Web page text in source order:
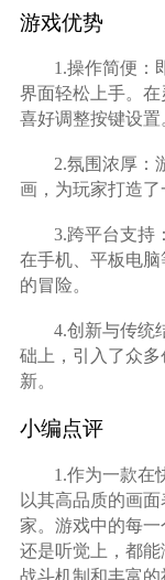
游戏优势
1.操作简便：
界面轻松上手。
喜好调整按键设置
2.氛围浓厚：
画，为玩家打造了
3.跨平台支持
在手机、平板电
的冒险。
4.创新与传统
础上，引入了众
新。
小编点评
1.作为一款在
以其高品质的画
家。游戏中的每
还是听觉上，都
战斗机制和丰富